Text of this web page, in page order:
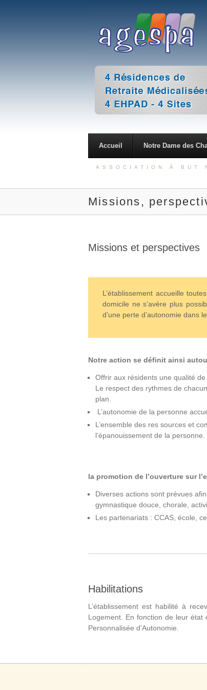
Accueil Notre Dame des
ASSOCIATION À BUT
Missions,
Missions et perspectives
L’établissement accueille
domicile ne s’avère plus
d’une perte d’autonomie dans
Notre action se définit ainsi
Offrir aux résidents une qualité
Le respect des rythmes de
plan.
L’autonomie de la personne
L’ensemble des res sources et
l’épanouissement de la personne.
la promotion de l’ouverture sur
Diverses actions sont prévues
gymnastique douce, chorale,
Les partenariats : CCAS, école,
Habilitations
L’établissement est habilité à
Logement. En fonction de leur état
Personnalisée d’Autonomie.